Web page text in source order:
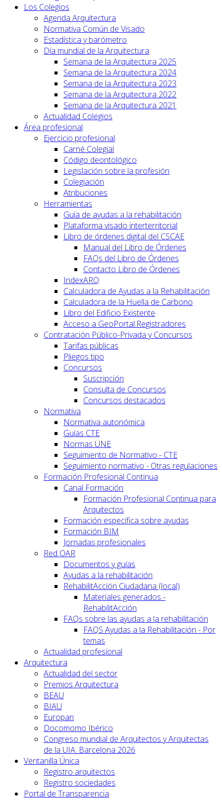
Los Colegios
Agenda Arquitectura
Normativa Común de Visado
Estadística y barómetro
Día mundial de la Arquitectura
Semana de la Arquitectura 2025
Semana de la Arquitectura 2024
Semana de la Arquitectura 2023
Semana de la Arquitectura 2022
Semana de la Arquitectura 2021
Actualidad Colegios
Área profesional
Ejercicio profesional
Carné Colegial
Código deontológico
Legislación sobre la profesión
Colegiación
Atribuciones
Herramientas
Guía de ayudas a la rehabilitación
Plataforma visado interterritorial
Libro de órdenes digital del CSCAE
Manual del Libro de Órdenes
FAQs del Libro de Órdenes
Contacto Libro de Órdenes
IndexARQ
Calculadora de Ayudas a la Rehabilitación
Calculadora de la Huella de Carbono
Libro del Edificio Existente
Acceso a GeoPortal.Registradores
Contratación Público-Privada y Concursos
Tarifas públicas
Pliegos tipo
Concursos
Suscripción
Consulta de Concursos
Concursos destacados
Normativa
Normativa autonómica
Guías CTE
Normas UNE
Seguimiento de Normativo - CTE
Seguimiento normativo - Otras regulaciones
Formación Profesional Continua
Canal Formación
Formación Profesional Continua para
Arquitectos
Formación específica sobre ayudas
Formación BIM
Jornadas profesionales
Red OAR
Documentos y guías
Ayudas a la rehabilitación
RehabilitAcción Ciudadana (local)
Materiales generados -
RehabilitAcción
FAQs sobre las ayudas a la rehabilitación
FAQS Ayudas a la Rehabilitación - Por
temas
Actualidad profesional
Arquitectura
Actualidad del sector
Premios Arquitectura
BEAU
BIAU
Europan
Docomomo Ibérico
Congreso mundial de Arquitectos y Arquitectas
de la UIA. Barcelona 2026
Ventanilla Única
Registro arquitectos
Registro sociedades
Portal de Transparencia